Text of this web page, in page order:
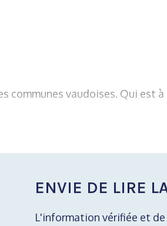
communes vaudoises. Qui est
ENVIE DE LIRE
L'information vérifiée et